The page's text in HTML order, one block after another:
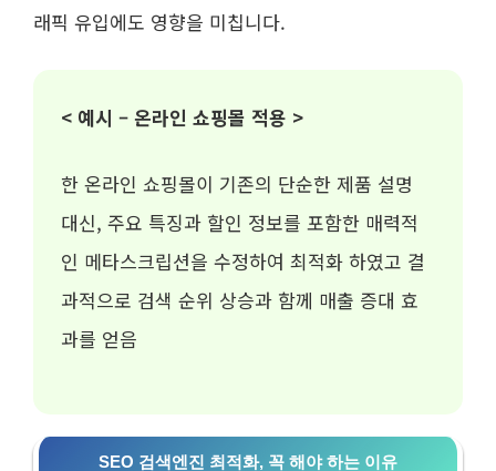
래픽 유입에도 영향을 미칩니다.
< 예시 – 온라인 쇼핑몰 적용 >
한 온라인 쇼핑몰이 기존의 단순한 제품 설명
대신, 주요 특징과 할인 정보를 포함한 매력적
인 메타스크립션을 수정하여 최적화 하였고 결
과적으로 검색 순위 상승과 함께 매출 증대 효
과를 얻음
SEO 검색엔진 최적화, 꼭 해야 하는 이유